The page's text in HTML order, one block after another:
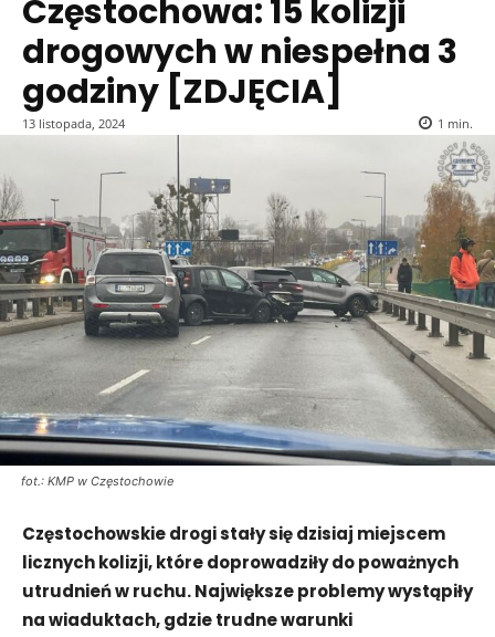
Częstochowa: 15 kolizji
drogowych w niespełna 3
godziny [ZDJĘCIA]
13 listopada, 2024 1 min.
fot.: KMP w Częstochowie
Częstochowskie drogi stały się dzisiaj miejscem
licznych kolizji, które doprowadziły do poważnych
utrudnień w ruchu. Największe problemy wystąpiły
na wiaduktach, gdzie trudne warunki